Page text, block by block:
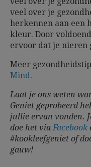
veel over je
herkennen aan een
kleur. Door
ervoor dat je nieren
Meer
Mind.
Laat je ons weten
Geniet geprobeerd
jullie ervan vonden.
doe het viaFacebook
#kookleefgeniet of
gauw!